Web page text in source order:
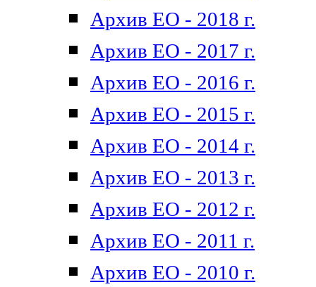
Архив ЕО - 2018 г.
Архив ЕО - 2017 г.
Архив ЕО - 2016 г.
Архив ЕО - 2015 г.
Архив ЕО - 2014 г.
Архив ЕО - 2013 г.
Архив ЕО - 2012 г.
Архив ЕО - 2011 г.
Архив ЕО - 2010 г.